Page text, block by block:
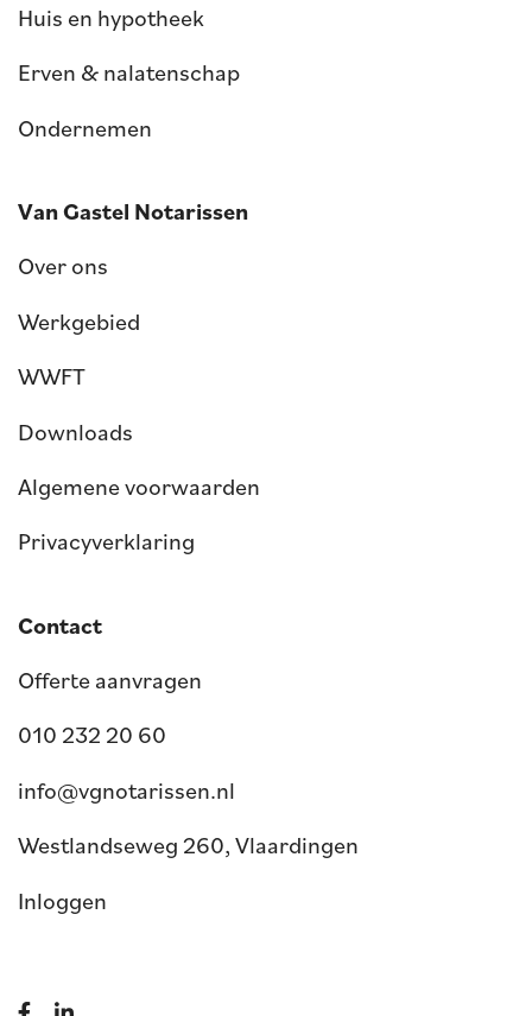
Huis en hypotheek
Erven & nalatenschap
Ondernemen
Van Gastel Notarissen
Over ons
Werkgebied
WWFT
Downloads
Algemene voorwaarden
Privacyverklaring
Contact
Offerte aanvragen
010 232 20 60
info@vgnotarissen.nl
Westlandseweg 260, Vlaardingen
Inloggen